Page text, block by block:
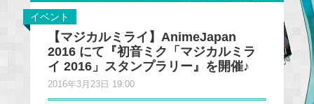
イベント
【マジカルミライ】AnimeJapan
2016 にて『初音ミク「マジカルミラ
イ 2016」スタンプラリー』を開催♪
2016年3月23日 19:00